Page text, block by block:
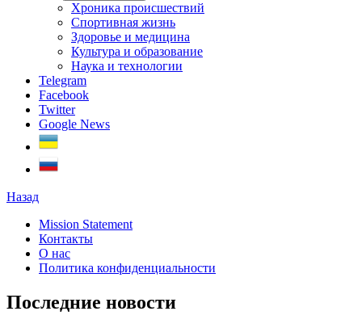
Хроника происшествий
Спортивная жизнь
Здоровье и медицина
Культура и образование
Наука и технологии
Telegram
Facebook
Twitter
Google News
Назад
Mission Statement
Контакты
О нас
Политика конфиденциальности
Последние новости